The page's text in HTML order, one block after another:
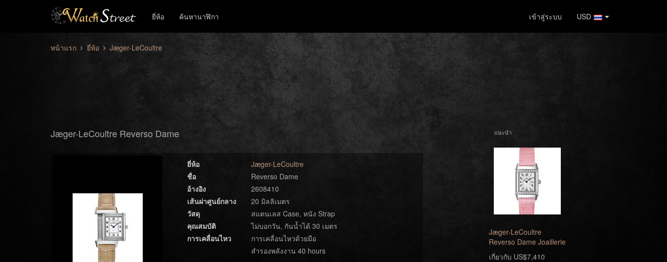
ยี่ห้อ ค้นหานาฬิกา เข้าสู่ระบบ USD
หน้าแรก ยี่ห้อ Jæger-LeCoultre
Jæger-LeCoultre Reverso Dame
ยี่ห้อ
Jæger-LeCoultre
ชื่อ
Reverso Dame
อ้างอิง
2608410
เส้นผ่าศูนย์กลาง
20 มิลลิเมตร
วัสดุ
สแตนเลส Case, หนัง Strap
คุณสมบัติ
ไม่บอกวัน, กันน้ำได้ 30 เมตร
การเคลื่อนไหว
การเคลื่อนไหวด้วยมือ
สำรองพลังงาน 40 hours
แนะนำ
Jæger-LeCoultre
Reverso Dame Joaillerie
เกี่ยวกับ US$7,410